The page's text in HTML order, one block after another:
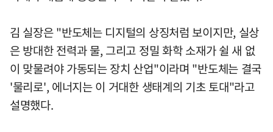
김 실장은 "반도체는 디지털의 상징처럼 보이지만, 실상
은 방대한 전력과 물, 그리고 정밀 화학 소재가 쉴 새 없
이 맞물려야 가동되는 장치 산업"이라며 "반도체는 결국
'물리로', 에너지는 이 거대한 생태계의 기초 토대"라고
설명했다.